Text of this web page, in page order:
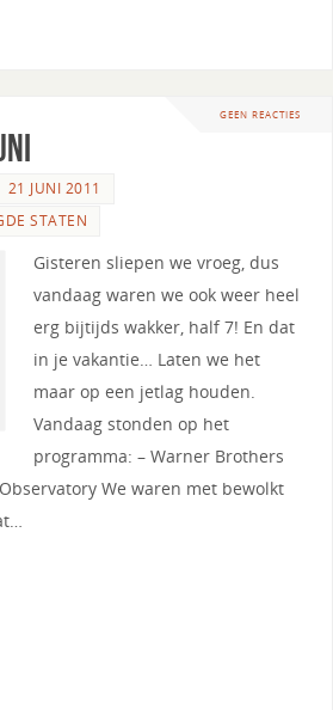
GEEN REACTIES
21 JUNI 2011
STATEN
Gisteren sliepen we vroeg, dus
vandaag waren we ook weer heel
erg bijtijds wakker, half 7! En dat
in je vakantie… Laten we het
maar op een jetlag houden.
Vandaag stonden op het
programma: – Warner Brothers
We waren met bewolkt